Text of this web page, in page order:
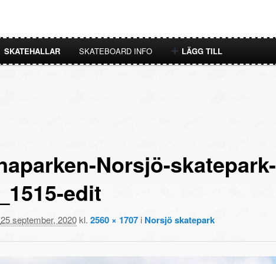
SKATEHALLAR SKATEBOARD INFO LÄGG TILL
Norsjö-skatepark-
edit
25 september, 2020kl. 2560 × 1707i Norsjö skatepark